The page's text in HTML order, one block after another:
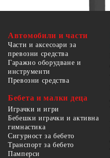
Автомобили и части
Части и аксесоари за
превозни средства
Гаражно оборудване и
инструменти
Превозни средства
Бебета и малки деца
Играчки и игри
Бебешки играчки и активна
гимнастика
Сигурност за бебето
Транспорт за бебето
Памперси